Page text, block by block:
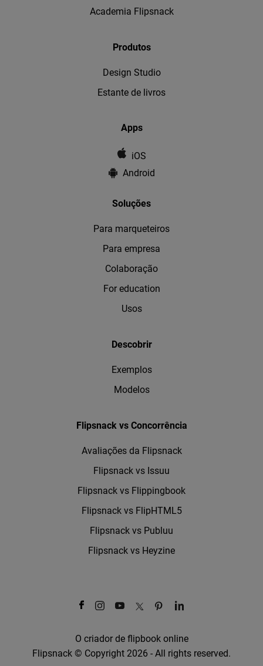
Academia Flipsnack
Produtos
Design Studio
Estante de livros
Apps
iOS
Android
Soluções
Para marqueteiros
Para empresa
Colaboração
For education
Usos
Descobrir
Exemplos
Modelos
Flipsnack vs Concorrência
Avaliações da Flipsnack
Flipsnack vs Issuu
Flipsnack vs Flippingbook
Flipsnack vs FlipHTML5
Flipsnack vs Publuu
Flipsnack vs Heyzine
O criador de flipbook online
Flipsnack © Copyright 2026 - All rights reserved.